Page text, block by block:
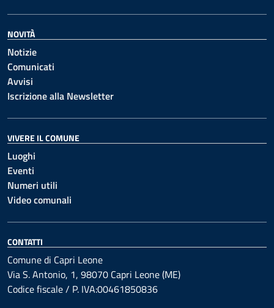
NOVITÀ
Notizie
Comunicati
Avvisi
Iscrizione alla Newsletter
VIVERE IL COMUNE
Luoghi
Eventi
Numeri utili
Video comunali
CONTATTI
Comune di Capri Leone
Via S. Antonio, 1, 98070 Capri Leone (ME)
Codice fiscale / P. IVA:00461850836